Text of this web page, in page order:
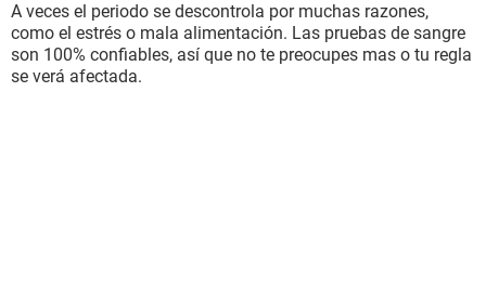
A veces el periodo se descontrola por muchas razones,
como el estrés o mala alimentación. Las pruebas de sangre
son 100% confiables, así que no te preocupes mas o tu regla
se verá afectada.